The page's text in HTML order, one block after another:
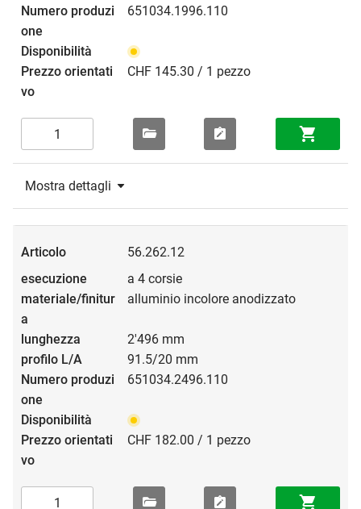
651034.1996.110
CHF 145.30 / 1 pezzo
Mostra dettagli
56.262.12
a 4 corsie
alluminio incolore anodizzato
2'496 mm
91.5/20 mm
651034.2496.110
CHF 182.00 / 1 pezzo